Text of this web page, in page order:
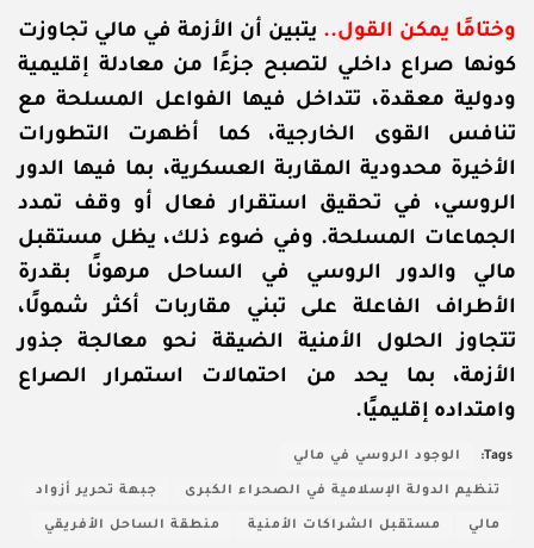
وختامًا يمكن القول.. يتبين أن الأزمة في مالي تجاوزت
كونها صراع داخلي لتصبح جزءًا من معادلة إقليمية
ودولية معقدة، تتداخل فيها الفواعل المسلحة مع
تنافس القوى الخارجية، كما أظهرت التطورات
الأخيرة محدودية المقاربة العسكرية، بما فيها الدور
الروسي، في تحقيق استقرار فعال أو وقف تمدد
الجماعات المسلحة. وفي ضوء ذلك، يظل مستقبل
مالي والدور الروسي في الساحل مرهونًا بقدرة
الأطراف الفاعلة على تبني مقاربات أكثر شمولًا،
تتجاوز الحلول الأمنية الضيقة نحو معالجة جذور
الأزمة، بما يحد من احتمالات استمرار الصراع
وامتداده إقليميًا.
Tags: الوجود الروسي في مالي
تنظيم الدولة الإسلامية في الصحراء الكبرى جبهة تحرير أزواد
مالي مستقبل الشراكات الأمنية منطقة الساحل الأفريقي